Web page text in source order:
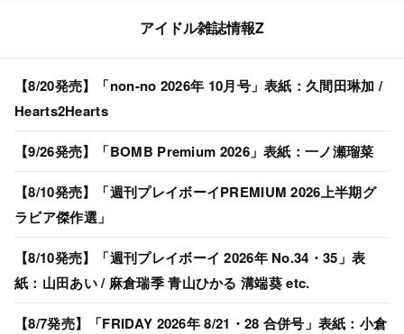
アイドル雑誌情報Z
【8/20発売】「non-no 2026年 10月号」表紙：久間田琳加 /
Hearts2Hearts
【9/26発売】「BOMB Premium 2026」表紙：一ノ瀬瑠菜
【8/10発売】「週刊プレイボーイPREMIUM 2026上半期グ
ラビア傑作選」
【8/10発売】「週刊プレイボーイ 2026年 No.34・35」表
紙：山田あい / 麻倉瑞季 青山ひかる 溝端葵 etc.
【8/7発売】「FRIDAY 2026年 8/21・28 合併号」表紙：小倉